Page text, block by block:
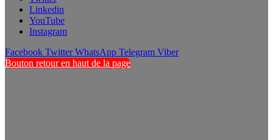
Linkedin
YouTube
Instagram
Facebook Twitter WhatsApp Telegram Viber
Bouton retour en haut de la page